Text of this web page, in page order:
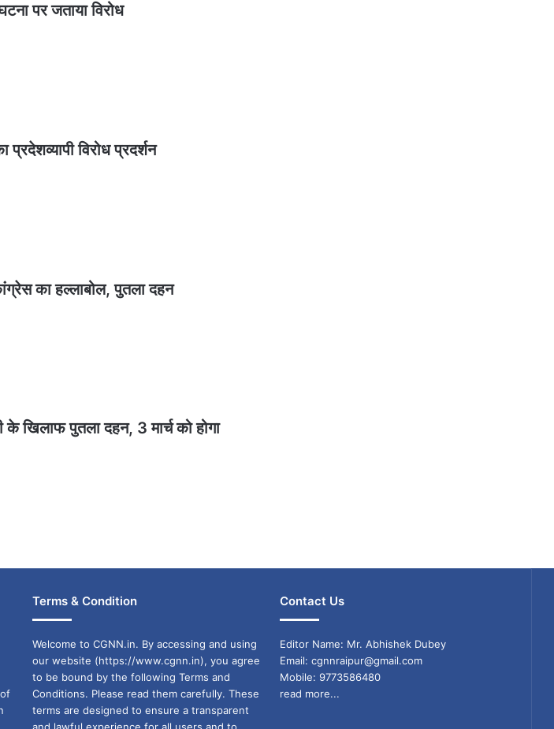
पर जताया विरोध
विरोध प्रदर्शन
का हल्लाबोल, पुतला दहन
खिलाफ पुतला दहन, 3 मार्च को होगा
Terms & Condition
Welcome to CGNN.in. By accessing and using
our website (https://www.cgnn.in), you agree
to be bound by the following Terms and
Conditions. Please read them carefully. These
terms are designed to ensure a transparent
Contact Us
Editor Name: Mr. Abhishek Dubey
Email: cgnnraipur@gmail.com
Mobile: 9773586480
read more...